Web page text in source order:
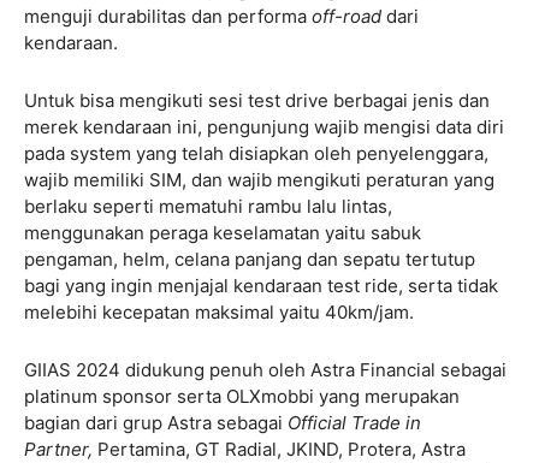
menguji durabilitas dan performa off-road dari
kendaraan.
Untuk bisa mengikuti sesi test drive berbagai jenis dan
merek kendaraan ini, pengunjung wajib mengisi data diri
pada system yang telah disiapkan oleh penyelenggara,
wajib memiliki SIM, dan wajib mengikuti peraturan yang
berlaku seperti mematuhi rambu lalu lintas,
menggunakan peraga keselamatan yaitu sabuk
pengaman, helm, celana panjang dan sepatu tertutup
bagi yang ingin menjajal kendaraan test ride, serta tidak
melebihi kecepatan maksimal yaitu 40km/jam.
GIIAS 2024 didukung penuh oleh Astra Financial sebagai
platinum sponsor serta OLXmobbi yang merupakan
bagian dari grup Astra sebagai Official Trade in
Partner, Pertamina, GT Radial, JKIND, Protera, Astra